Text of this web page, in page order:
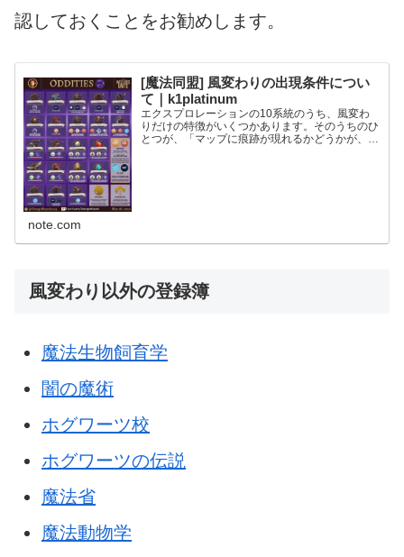
認しておくことをお勧めします。
[魔法同盟] 風変わりの出現条件につい
て｜k1platinum
エクスプロレーションの10系統のうち、風変わ
りだけの特徴がいくつかあります。そのうちのひ
とつが、「マップに痕跡が現れるかどうかが、天
note.com
風変わり以外の登録簿
魔法生物飼育学
闇の魔術
ホグワーツ校
ホグワーツの伝説
魔法省
魔法動物学